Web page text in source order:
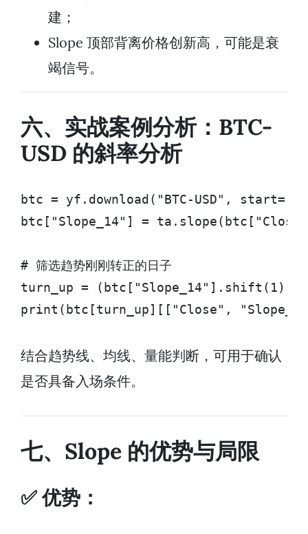
建；
Slope 顶部背离价格创新高，可能是衰
竭信号。
六、实战案例分析：BTC-
USD 的斜率分析
btc = yf.download("BTC-USD",
btc["Slope_14"] =
# 筛选趋势刚刚转正的日子
turn_up = (btc["Slope_14"].shift(1)
print(btc[turn_up][["Close",
结合趋势线、均线、量能判断，可用于确认
是否具备入场条件。
七、Slope 的优势与局限
✅ 优势：